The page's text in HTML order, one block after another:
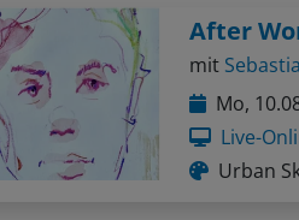
mit
Mo,
Live-
Urban